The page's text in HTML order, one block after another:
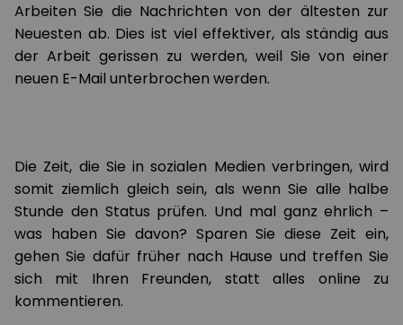
Arbeiten Sie die Nachrichten von der ältesten zur
Neuesten ab. Dies ist viel effektiver, als ständig aus
der Arbeit gerissen zu werden, weil Sie von einer
neuen E-Mail unterbrochen werden.
Die Zeit, die Sie in sozialen Medien verbringen, wird
somit ziemlich gleich sein, als wenn Sie alle halbe
Stunde den Status prüfen. Und mal ganz ehrlich –
was haben Sie davon? Sparen Sie diese Zeit ein,
gehen Sie dafür früher nach Hause und treffen Sie
sich mit Ihren Freunden, statt alles online zu
kommentieren.